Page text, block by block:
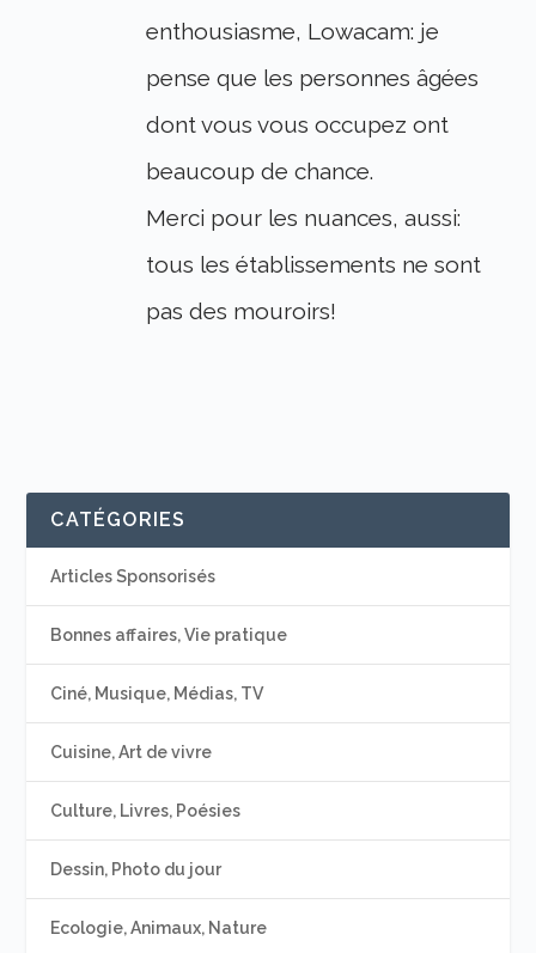
enthousiasme, Lowacam: je
pense que les personnes âgées
dont vous vous occupez ont
beaucoup de chance.
Merci pour les nuances, aussi:
tous les établissements ne sont
pas des mouroirs!
CATÉGORIES
Articles Sponsorisés
Bonnes affaires, Vie pratique
Ciné, Musique, Médias, TV
Cuisine, Art de vivre
Culture, Livres, Poésies
Dessin, Photo du jour
Ecologie, Animaux, Nature